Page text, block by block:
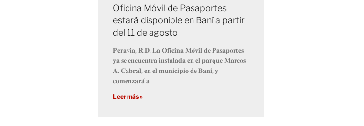
Oficina Móvil de Pasaportes
estará disponible en Baní a partir
del 11 de agosto
𝐏𝐞𝐫𝐚𝐯𝐢𝐚, 𝐑.𝐃. 𝐋𝐚 𝐎𝐟𝐢𝐜𝐢𝐧𝐚 𝐌𝐨́𝐯𝐢𝐥 𝐝𝐞 𝐏𝐚𝐬𝐚𝐩𝐨𝐫𝐭𝐞𝐬
𝐲𝐚 𝐬𝐞 𝐞𝐧𝐜𝐮𝐞𝐧𝐭𝐫𝐚 𝐢𝐧𝐬𝐭𝐚𝐥𝐚𝐝𝐚 𝐞𝐧 𝐞𝐥 𝐩𝐚𝐫𝐪𝐮𝐞 𝐌𝐚𝐫𝐜𝐨𝐬
𝐀. 𝐂𝐚𝐛𝐫𝐚𝐥, 𝐞𝐧 𝐞𝐥 𝐦𝐮𝐧𝐢𝐜𝐢𝐩𝐢𝐨 𝐝𝐞 𝐁𝐚𝐧𝐢́, 𝐲
𝐜𝐨𝐦𝐞𝐧𝐳𝐚𝐫𝐚́ 𝐚
Leer más »